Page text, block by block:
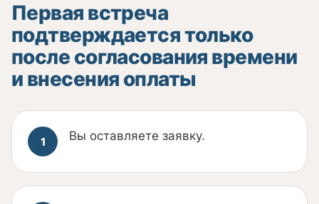
Первая встреча
подтверждается только
после согласования времени
и внесения оплаты
Вы оставляете заявку.